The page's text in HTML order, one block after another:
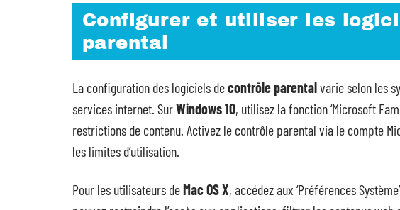
Configurer et utiliser les
parental
La configuration des logiciels decontrôle parentalvarie selon les
services internet. SurWindows 10, utilisez la fonction ‘Microsoft
restrictions de contenu. Activez le contrôle parental via le compte
les limites d’utilisation.
Pour les utilisateurs deMac OS X, accédez aux ‘Préférences